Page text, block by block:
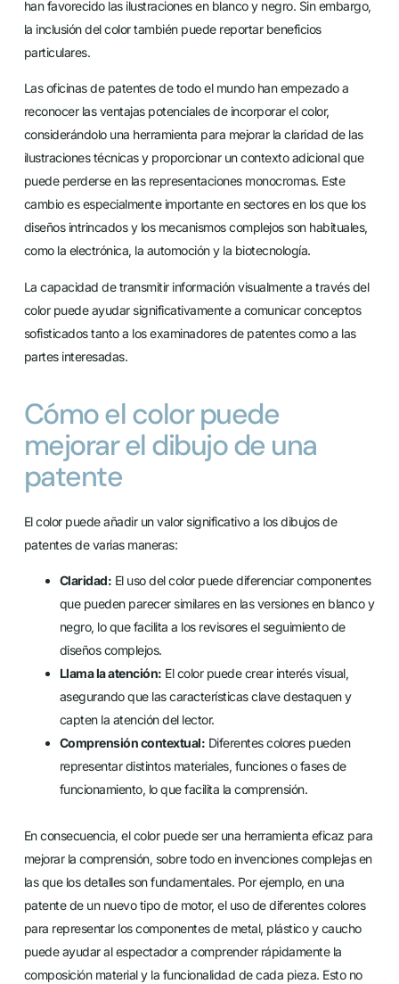
han favorecido las ilustraciones en blanco y negro. Sin embargo,
la inclusión del color también puede reportar beneficios
particulares.
Las oficinas de patentes de todo el mundo han empezado a
reconocer las ventajas potenciales de incorporar el color,
considerándolo una herramienta para mejorar la claridad de las
ilustraciones técnicas y proporcionar un contexto adicional que
puede perderse en las representaciones monocromas. Este
cambio es especialmente importante en sectores en los que los
diseños intrincados y los mecanismos complejos son habituales,
como la electrónica, la automoción y la biotecnología.
La capacidad de transmitir información visualmente a través del
color puede ayudar significativamente a comunicar conceptos
sofisticados tanto a los examinadores de patentes como a las
partes interesadas.
Cómo el color puede
mejorar el dibujo de una
patente
El color puede añadir un valor significativo a los dibujos de
patentes de varias maneras:
Claridad: El uso del color puede diferenciar componentes
que pueden parecer similares en las versiones en blanco y
negro, lo que facilita a los revisores el seguimiento de
diseños complejos.
Llama la atención: El color puede crear interés visual,
asegurando que las características clave destaquen y
capten la atención del lector.
Comprensión contextual: Diferentes colores pueden
representar distintos materiales, funciones o fases de
funcionamiento, lo que facilita la comprensión.
En consecuencia, el color puede ser una herramienta eficaz para
mejorar la comprensión, sobre todo en invenciones complejas en
las que los detalles son fundamentales. Por ejemplo, en una
patente de un nuevo tipo de motor, el uso de diferentes colores
para representar los componentes de metal, plástico y caucho
puede ayudar al espectador a comprender rápidamente la
composición material y la funcionalidad de cada pieza. Esto no